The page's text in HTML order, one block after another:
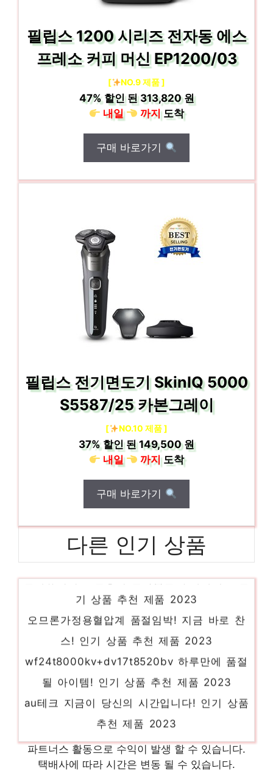
필립스 1200 시리즈 전자동 에스
프레소 커피 머신 EP1200/03
[ NO.9 제품 ]
47%할인 된313,820 원
내일
까지도착
구매 바로가기
필립스 전기면도기 SkinIQ 5000
S5587/25 카본그레이
[ NO.10 제품 ]
37%할인 된149,500 원
내일
까지도착
구매 바로가기
다른 인기 상품
기 상품 추천 제품 2023
오므론가정용혈압계 품절임박! 지금 바로 찬
스! 인기 상품 추천 제품 2023
wf24t8000kv+dv17t8520bv 하루만에 품절
될 아이템! 인기 상품 추천 제품 2023
au테크 지금이 당신의 시간입니다! 인기 상품
추천 제품 2023
상품 추천 제품 2023
파트너스 활동으로 수익이 발생 할 수 있습니다.
택배사에 따라 시간은 변동 될 수 있습니다.